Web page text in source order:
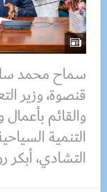
سماح محمد
قنصوة، وزير
والقائم بأعمال
التنمية
التشادي، أبكر